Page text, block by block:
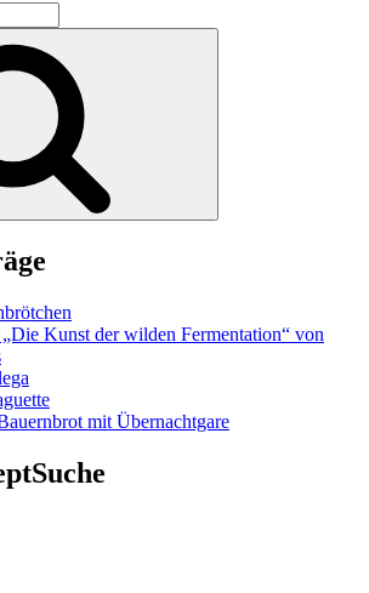
Kunst der wilden Fermentation“ von
mit Übernachtgare